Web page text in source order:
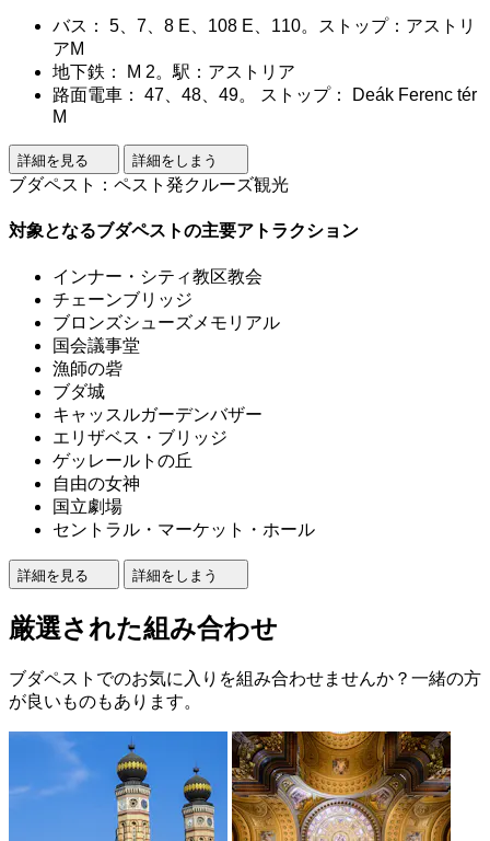
バス： 5、7、8 E、108 E、110。ストップ：アストリ
アM
地下鉄： M 2。駅：アストリア
路面電車： 47、48、49。 ストップ： Deák Ferenc tér
M
詳細を見る 詳細をしまう
ブダペスト：ペスト発クルーズ観光
対象となるブダペストの主要アトラクション
インナー・シティ教区教会
チェーンブリッジ
ブロンズシューズメモリアル
国会議事堂
漁師の砦
ブダ城
キャッスルガーデンバザー
エリザベス・ブリッジ
ゲッレールトの丘
自由の女神
国立劇場
セントラル・マーケット・ホール
詳細を見る 詳細をしまう
厳選された組み合わせ
ブダペストでのお気に入りを組み合わせませんか？一緒の方
が良いものもあります。